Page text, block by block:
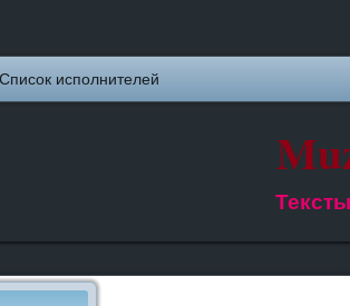
Список исполнителей